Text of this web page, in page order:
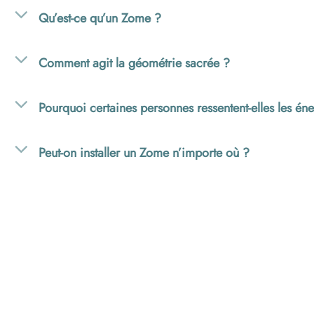
Qu’est-ce qu’un Zome ?
Comment agit la géométrie sacrée ?
Pourquoi certaines personnes ressentent-elles les
Peut-on installer un Zome n’importe où ?